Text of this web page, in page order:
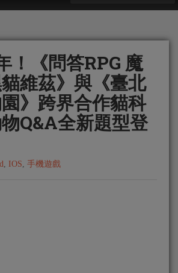
！《問答RPG 魔
維茲》與《臺北
》跨界合作貓科
Q&A全新題型登
, IOS, 手機遊戲